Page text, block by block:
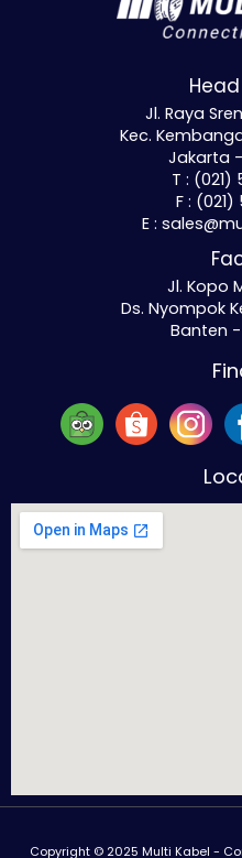
Jl. Raya
Kec.
Jakarta
T : (021)
F : (021)
E :
Jl. Kopo
Ds. Nyompok
Banten
Copyright © 2025 Multi Kabel -